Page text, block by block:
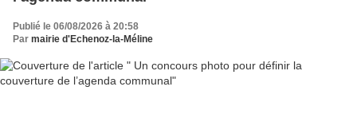
Publié le 06/08/2026 à 20:58
Par mairie d'Echenoz-la-Méline